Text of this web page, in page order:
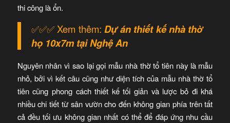
thi công là ổn.
✅✅✅ Xem thêm: Dự án thiết kế nhà thờ
họ 10x7m tại Nghệ An
Nguyên nhân vì sao lại gọi mẫu nhà thờ tổ tiên này là mẫu
nhỏ, bởi vì kết câu cũng như diện tích của mẫu nhà thờ tổ
tiên cũng phong cách thiết kế tối giản và lược bỏ đi khá
nhiều chi tiết từ sân vườn cho đến không gian phía trên tất
cả đều tối ưu không gian nhất có thể để đáp ứng nhu cầu